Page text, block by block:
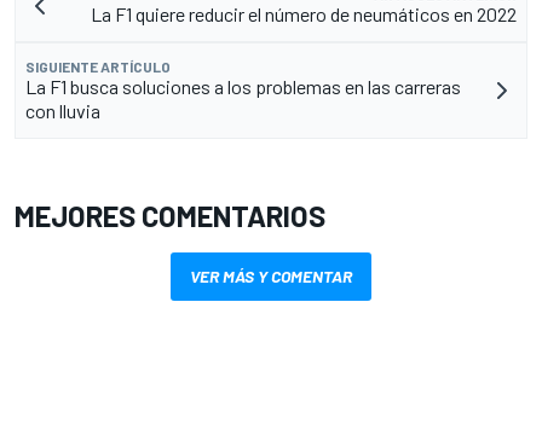
La F1 quiere reducir el número de neumáticos en 2022
SIGUIENTE ARTÍCULO
La F1 busca soluciones a los problemas en las carreras
con lluvia
MEJORES COMENTARIOS
VER MÁS Y COMENTAR